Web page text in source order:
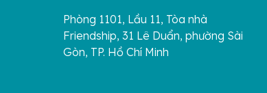
Phòng 1101, Lầu 11, Tòa nhà
Friendship, 31 Lê Duẩn, phường Sài
Gòn, TP. Hồ Chí Minh